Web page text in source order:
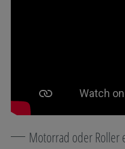
Motorrad oder Roller